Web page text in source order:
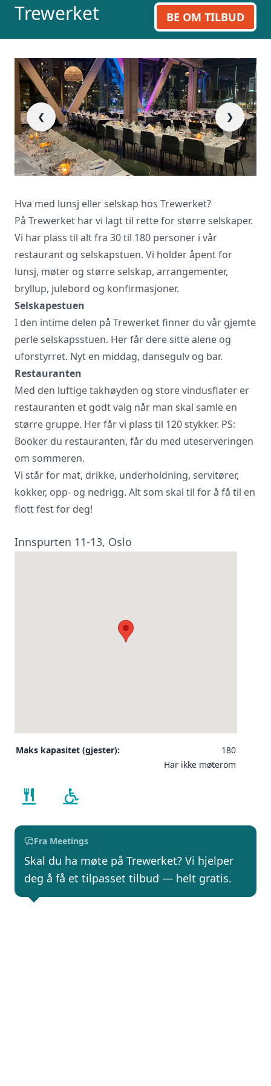
Trewerket BE OM TILBUD
❮ ❯
Hva med lunsj eller selskap hos Trewerket?
På Trewerket har vi lagt til rette for større selskaper.
Vi har plass til alt fra 30 til 180 personer i vår
restaurant og selskapstuen. Vi holder åpent for
lunsj, møter og større selskap, arrangementer,
bryllup, julebord og konfirmasjoner.
Selskapestuen
I den intime delen på Trewerket finner du vår gjemte
perle selskapsstuen. Her får dere sitte alene og
uforstyrret. Nyt en middag, dansegulv og bar.
Restauranten
Med den luftige takhøyden og store vindusflater er
restauranten et godt valg når man skal samle en
større gruppe. Her får vi plass til 120 stykker. PS:
Booker du restauranten, får du med uteserveringen
om sommeren.
Vi står for mat, drikke, underholdning, servitører,
kokker, opp- og nedrigg. Alt som skal til for å få til en
flott fest for deg!
Innspurten 11-13, Oslo
Maks kapasitet (gjester):
180
Har ikke møterom
Fra Meetings
Skal du ha møte på Trewerket? Vi hjelper
deg å få et tilpasset tilbud — helt gratis.
Vi innhenter uforpliktende tilbud, gir
råd og forhandler priser og
betingelser, bestiller på ønsket sted,
gjennomgår kontrakt og følger opp
viktige frister. Tjenesten er kostnadsfri
for deg som kunde, og det er ingen
LUKK VINDU SEND FORESPØRSEL